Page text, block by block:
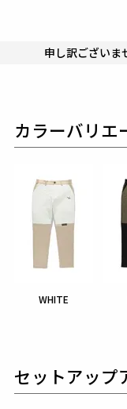
申し訳ございま
カラーバリエ
WHITE
セットアップ